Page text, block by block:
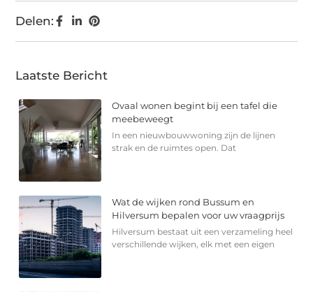
Delen:
Laatste Bericht
Ovaal wonen begint bij een tafel die
meebeweegt
In een nieuwbouwwoning zijn de lijnen
strak en de ruimtes open. Dat
Wat de wijken rond Bussum en
Hilversum bepalen voor uw vraagprijs
Hilversum bestaat uit een verzameling heel
verschillende wijken, elk met een eigen